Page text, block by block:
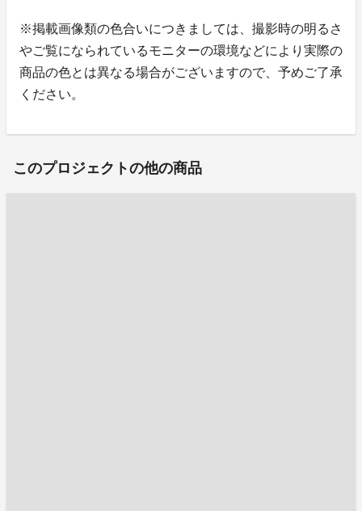
※掲載画像類の色合いにつきましては、撮影時の明るさ
やご覧になられているモニターの環境などにより実際の
商品の色とは異なる場合がございますので、予めご了承
ください。
このプロジェクトの他の商品